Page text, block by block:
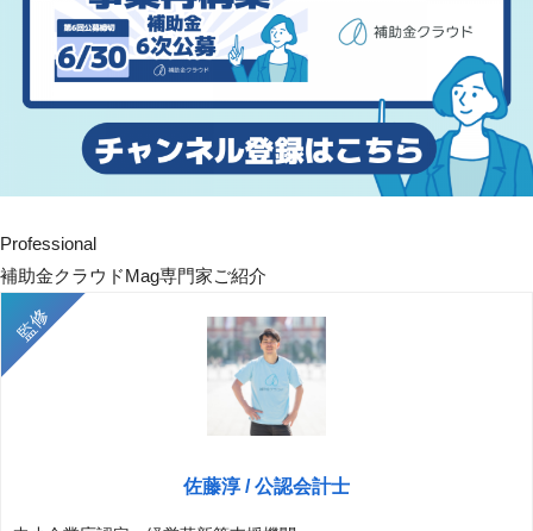
Professional
補助金クラウドMag専門家ご紹介
佐藤淳 / 公認会計士